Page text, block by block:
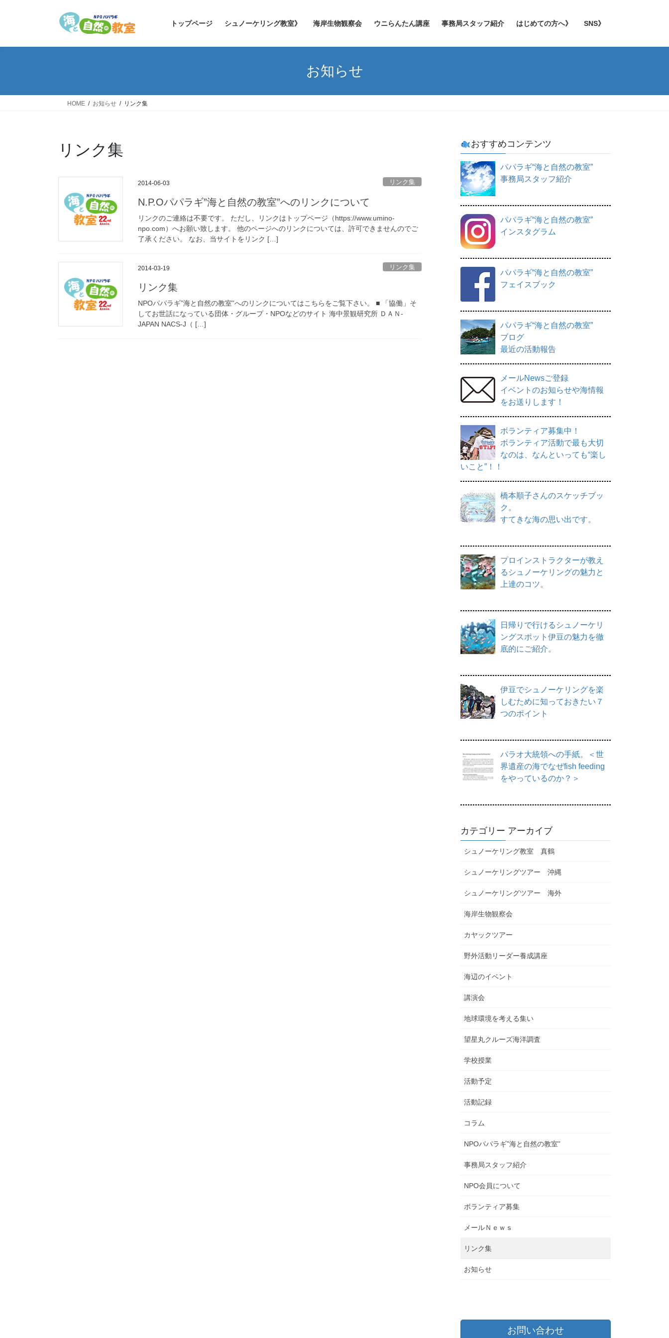
トップページ シュノーケリング教室》 海岸生物観察会 ウニらんたん講座 事務局スタッフ紹介 はじめての方へ》 SNS》
お知らせ
HOME お知らせ リンク集
リンク集
2014-06-03 リンク集
N.P.Oパパラギ”海と自然の教室”へのリンクについて
リンクのご連絡は不要です。 ただし、リンクはトップページ（https://www.umino-
npo.com）へお願い致します。 他のページへのリンクについては、許可できませんのでご
了承ください。 なお、当サイトをリンク […]
2014-03-19 リンク集
リンク集
NPOパパラギ”海と自然の教室”へのリンクについてはこちらをご覧下さい。 ■ 「協働」そ
してお世話になっている団体・グループ・NPOなどのサイト 海中景観研究所 ＤＡＮ-
JAPAN NACS-J（ […]
おすすめコンテンツ
パパラギ“海と自然の教室”
事務局スタッフ紹介
パパラギ“海と自然の教室”
インスタグラム
パパラギ“海と自然の教室”
フェイスブック
パパラギ“海と自然の教室”
ブログ
最近の活動報告
メールNewsご登録
イベントのお知らせや海情報
をお送りします！
ボランティア募集中！
ボランティア活動で最も大切
なのは、なんといっても“楽し
いこと”！！
橋本順子さんのスケッチブッ
ク。
すてきな海の思い出です。
プロインストラクターが教え
るシュノーケリングの魅力と
上達のコツ。
日帰りで行けるシュノーケリ
ングスポット伊豆の魅力を徹
底的にご紹介。
伊豆でシュノーケリングを楽
しむために知っておきたい７
つのポイント
パラオ大統領への手紙。＜世
界遺産の海でなぜfish feeding
をやっているのか？＞
カテゴリー アーカイブ
シュノーケリング教室 真鶴
シュノーケリングツアー 沖縄
シュノーケリングツアー 海外
海岸生物観察会
カヤックツアー
野外活動リーダー養成講座
海辺のイベント
講演会
地球環境を考える集い
望星丸クルーズ海洋調査
学校授業
活動予定
活動記録
コラム
NPOパパラギ”海と自然の教室”
事務局スタッフ紹介
NPO会員について
ボランティア募集
メールＮｅｗｓ
リンク集
お知らせ
お問い合わせ